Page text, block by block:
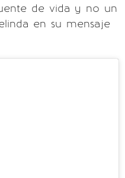
de vida y no un
en su mensaje